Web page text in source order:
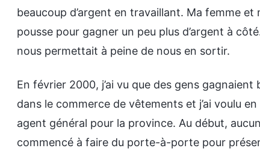
beaucoup d’argent en travaillant. Ma femme
pousse pour gagner un peu plus d’argent à
nous permettait à peine de nous en sortir.
En février 2000, j’ai vu que des gens
dans le commerce de vêtements et j’ai voulu
agent général pour la province. Au début,
commencé à faire du porte-à-porte pour